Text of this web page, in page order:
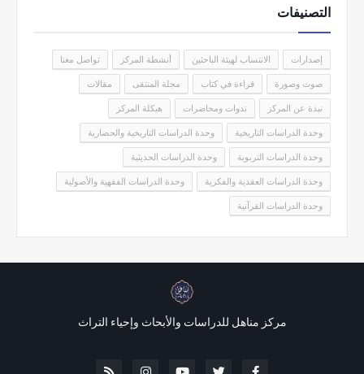
التصنيفات
إصدارات الانتساب لهيئة الباحثين أنشطة المركز
تواصل معنا
صوت وصورة
قراءة في كتاب مجلة المنتقى
مقالات
نبذة عن المركز
ندوات ومحاضرات
هيكلة المركز
وحدة الدراسات التاريخية
وحدة الدراسات التاريخية والحضارية
وحدة الدراسات التربوية
وحدة الدراسات الحديثية
وحدة الدراسات العقدية والفكرية
وحدة الدراسات الفقهية والأصولية
وحدة الدراسات القرآنية
مركز مناهل للدراسات والأبحاث وإحياء التراث